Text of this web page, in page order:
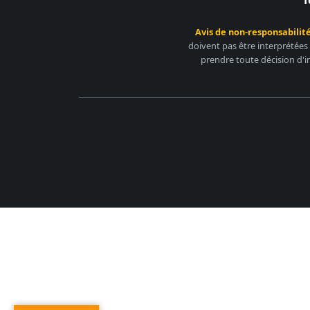
Avis de non-
doivent pas être
prendre toute décision